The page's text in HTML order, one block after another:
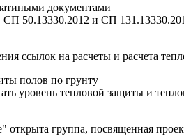
документами
СП 50.13330.2012 и СП
ссылок на расчеты и расчета
полов по грунту
уровень тепловой защиты и
открыта группа, посвященная